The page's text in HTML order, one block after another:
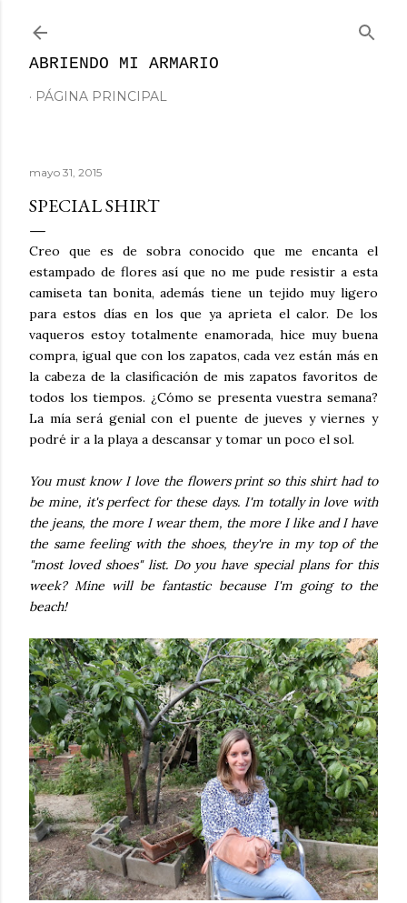
ABRIENDO MI ARMARIO
PÁGINA PRINCIPAL
mayo 31, 2015
SPECIAL SHIRT
Creo que es de sobra conocido que me encanta el
estampado de flores así que no me pude resistir a esta
camiseta tan bonita, además tiene un tejido muy ligero
para estos días en los que ya aprieta el calor. De los
vaqueros estoy totalmente enamorada, hice muy buena
compra, igual que con los zapatos, cada vez están más en
la cabeza de la clasificación de mis zapatos favoritos de
todos los tiempos. ¿Cómo se presenta vuestra semana?
La mía será genial con el puente de jueves y viernes y
podré ir a la playa a descansar y tomar un poco el sol.
You must know I love the flowers print so this shirt had to
be mine, it's perfect for these days. I'm totally in love with
the jeans, the more I wear them, the more I like and I have
the same feeling with the shoes, they're in my top of the
"most loved shoes" list. Do you have special plans for this
week? Mine will be fantastic because I'm going to the
beach!